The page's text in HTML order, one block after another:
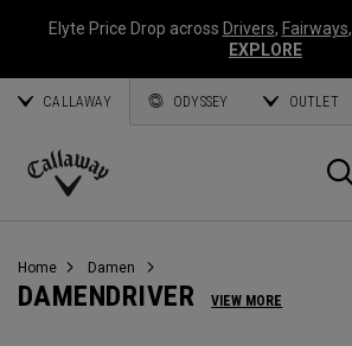
Elyte Price Drop across Drivers, Fairways,
EXPLORE
CALLAWAY ODYSSEY OUTLET
Callaway
Home Damen
DAMENDRIVER VIEW MORE